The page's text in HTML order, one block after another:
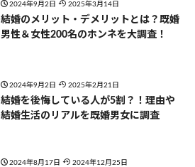
2024年9月2日 2025年3月14日
結婚のメリット・デメリットとは？既婚
男性＆女性200名のホンネを大調査！
2024年9月2日 2025年2月21日
結婚を後悔している人が5割？！理由や
結婚生活のリアルを既婚男女に調査
2024年8月17日 2024年12月25日